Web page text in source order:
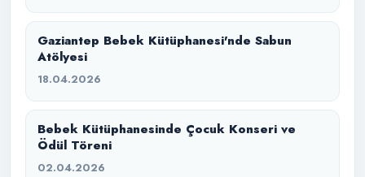
Gaziantep Bebek Kütüphanesi'nde Sabun
Atölyesi
18.04.2026
Bebek Kütüphanesinde Çocuk Konseri ve
Ödül Töreni
02.04.2026